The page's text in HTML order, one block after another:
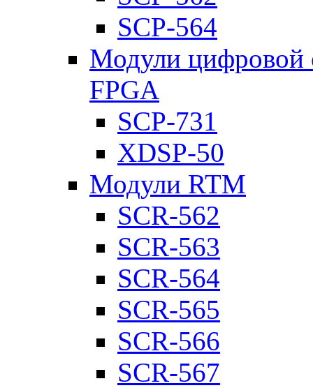
SCP-564
Модули цифровой
FPGA
SCP-731
XDSP-50
Модули RTM
SCR-562
SCR-563
SCR-564
SCR-565
SCR-566
SCR-567